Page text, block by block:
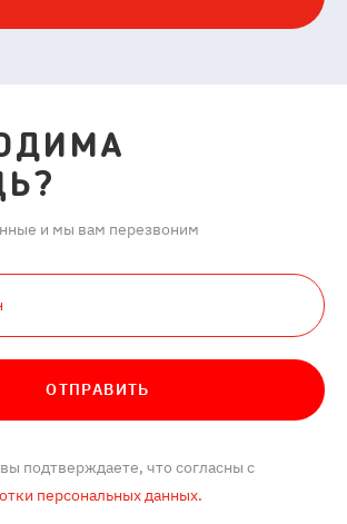
и мы вам перезвоним
ОТПРАВИТЬ
подтверждаете, что согласны с
персональных данных.